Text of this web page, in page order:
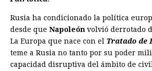
Rusia ha condicionado la política
desde que Napoleón volvió derrotado
La Europa que nace con el Tratado de
teme a Rusia no tanto por su poder
capacidad disruptiva del ámbito de